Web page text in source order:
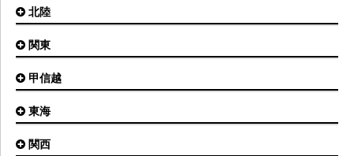
旭川空港
オホーツク紋別空港
釧路空港
稚内空港
とかち帯広空港
仙台空港
青森空港
三沢空港
福島空港
大館能代空港
北陸
小松空港
能登空港
関東
東京(羽田)空港
茨城空港
八丈島空港
甲信越
新潟空港
東海
名古屋(中部)空港
関西